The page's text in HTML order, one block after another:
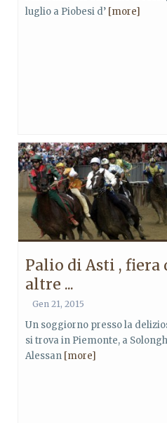
luglio a Piobesi d’ [more]
Palio di Asti , fiera
altre ...
Gen 21, 2015
Un soggiorno presso la
si trova in Piemonte, a
Alessan [more]